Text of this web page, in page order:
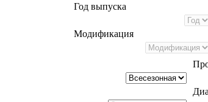
Год выпуска
Модификация